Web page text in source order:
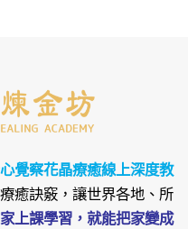
覺察花晶療癒線上深度教
癒訣竅，讓世界各地、所
上課學習，就能把家變成